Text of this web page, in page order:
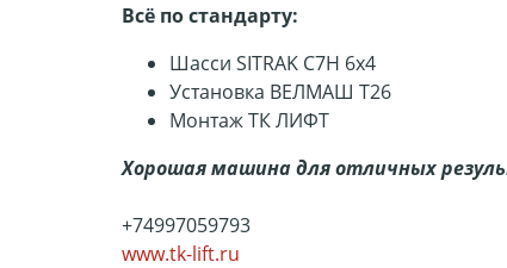
Всё по стандарту:
Шасси SITRAK C7H 6х4
Установка ВЕЛМАШ Т26
Монтаж ТК ЛИФТ
Хорошая машина для отличных
+74997059793
www.tk-lift.ru